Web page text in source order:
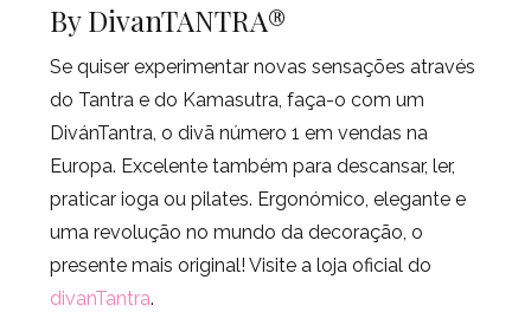
By DivanTANTRA®
Se quiser experimentar novas sensações através
do Tantra e do Kamasutra, faça-o com um
DivánTantra, o divã número 1 em vendas na
Europa. Excelente também para descansar, ler,
praticar ioga ou pilates. Ergonómico, elegante e
uma revolução no mundo da decoração, o
presente mais original! Visite a loja oficial do
divanTantra.